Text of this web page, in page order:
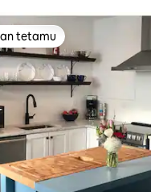
tetamu
tetamu